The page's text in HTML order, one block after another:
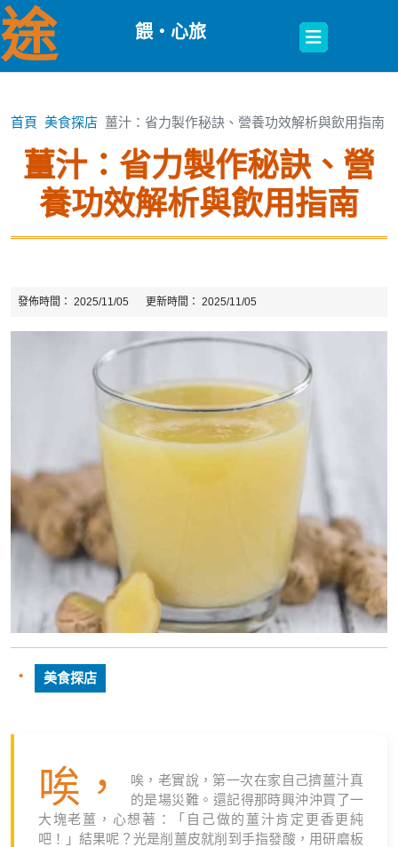
途 餵・心旅
Open
Button
首頁 美食探店 薑汁：省力製作秘訣、營養功效解析與飲用指南
薑汁：省力製作秘訣、營
養功效解析與飲用指南
發佈時間： 2025/11/05 更新時間： 2025/11/05
美食探店
唉，
唉，老實說，第一次在家自己擠薑汁真
的是場災難。還記得那時興沖沖買了一
大塊老薑，心想著：「自己做的薑汁肯定更香更純
吧！」結果呢？光是削薑皮就削到手指發酸，用研磨板